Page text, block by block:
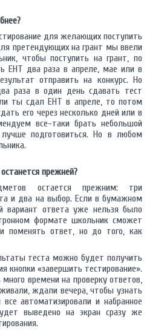
для желающих поступить
претендующих на грант мы ввели
чтобы поступить на грант, по
ЕНТ два раза в апреле, мае или в
отправить на конкурс. Но
раза в один день сдавать тест
ты сдал ЕНТ в апреле, то потом
его через несколько дней или в
все-таки брать небольшой
подготовиться. Но в любом
прежней?
остается прежним: три
и два на выбор. Если в бумажном
вариант ответа уже нельзя было
формате школьник сможет
поменять ответ, но до того, как
теста можно будет получить
кнопки «завершить тестирование».
времени на проверку ответов,
ждали вечера, чтобы узнать
автоматизировали и набранное
выведено на экран сразу же